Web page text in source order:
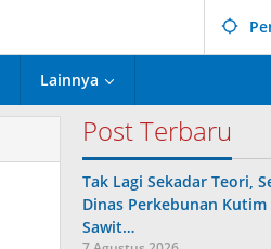
Lainnya
Post Terbaru
Tak Lagi Sekadar Teori,
Dinas Perkebunan
Sawit…